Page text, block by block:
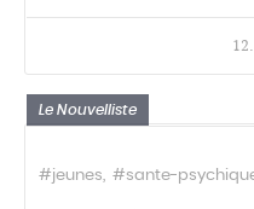
Le Nouvelliste
#jeunes #sante-